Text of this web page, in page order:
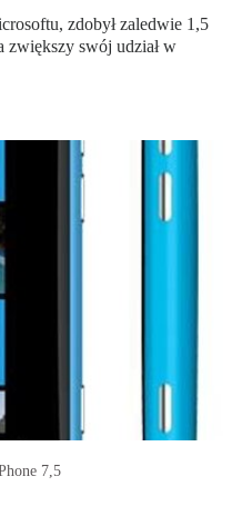
zdobył zaledwie 1,5
swój udział w
7,5